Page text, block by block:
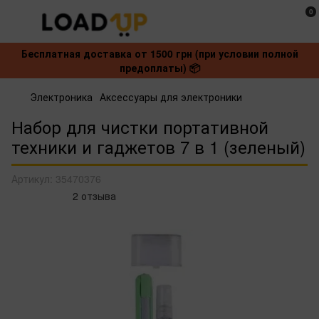
0
Бесплатная доставка от 1500 грн (при условии полной
предоплаты) 📦
Электроника Аксессуары для электроники
Набор для чистки портативной
техники и гаджетов 7 в 1 (зеленый)
Артикул: 35470376
2 отзыва